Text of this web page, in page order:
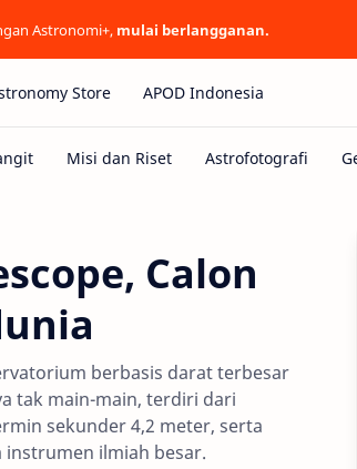
Astronomi+, mulai berlangganan.
Store APOD Indonesia
Calon
berbasis darat terbesar
tak main-main, terdiri dari
sekunder 4,2 meter, serta
ilmiah besar.